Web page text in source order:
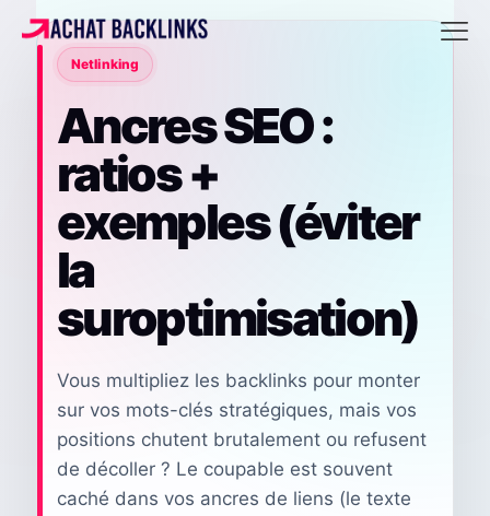
Netlinking
Ancres SEO :
ratios +
exemples (éviter
la
suroptimisation)
Vous multipliez les backlinks pour monter
sur vos mots-clés stratégiques, mais vos
positions chutent brutalement ou refusent
de décoller ? Le coupable est souvent
caché dans vos ancres de liens (le texte